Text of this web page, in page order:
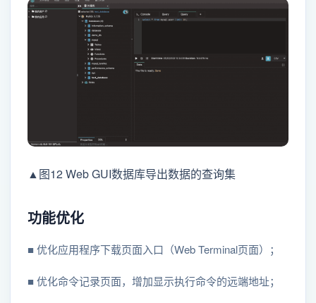
▲图12 Web GUI数据库导出数据的查询集
功能优化
■ 优化应用程序下载页面入口（Web Terminal页面）；
■ 优化命令记录页面，增加显示执行命令的远端地址；